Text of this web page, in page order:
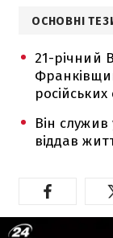
ОСНОВНІ
21-річний
російських
Він служив
віддав